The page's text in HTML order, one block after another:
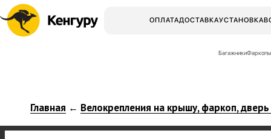
ОПЛАТАДОСТАВКАУСТАНОВКА
БагажникиФаркопы
Главная ← Велокрепления на крышу, фаркоп, дверь